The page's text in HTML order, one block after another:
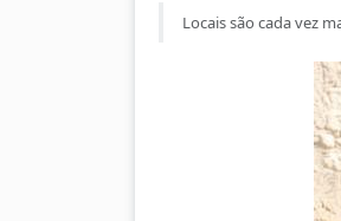
Locais são cada vez